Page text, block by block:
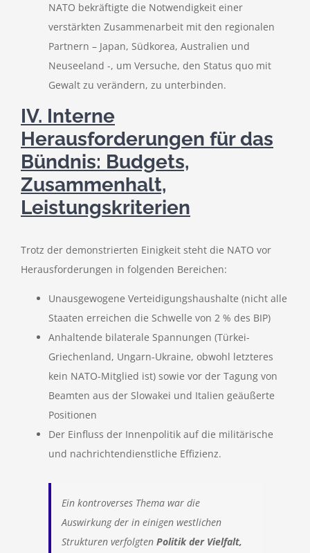
NATO bekräftigte die Notwendigkeit einer
verstärkten Zusammenarbeit mit den regionalen
Partnern – Japan, Südkorea, Australien und
Neuseeland -, um Versuche, den Status quo mit
Gewalt zu verändern, zu unterbinden.
IV. Interne
Herausforderungen für das
Bündnis: Budgets,
Zusammenhalt,
Leistungskriterien
Trotz der demonstrierten Einigkeit steht die NATO vor
Herausforderungen in folgenden Bereichen:
Unausgewogene Verteidigungshaushalte (nicht alle
Staaten erreichen die Schwelle von 2 % des BIP)
Anhaltende bilaterale Spannungen (Türkei-
Griechenland, Ungarn-Ukraine, obwohl letzteres
kein NATO-Mitglied ist) sowie vor der Tagung von
Beamten aus der Slowakei und Italien geäußerte
Positionen
Der Einfluss der Innenpolitik auf die militärische
und nachrichtendienstliche Effizienz.
Ein kontroverses Thema war die
Auswirkung der in einigen westlichen
Strukturen verfolgten Politik der Vielfalt,